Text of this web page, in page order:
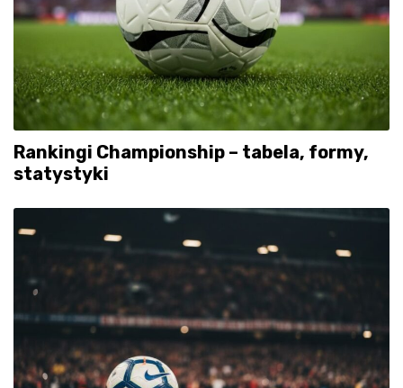
Rankingi Championship – tabela, formy,
statystyki